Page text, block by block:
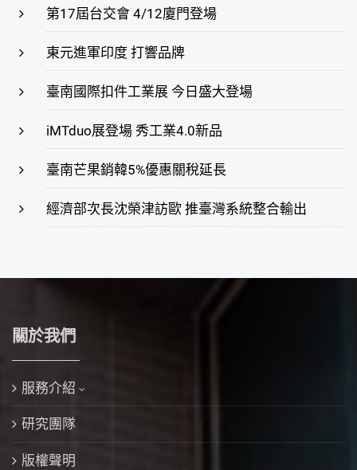
第17屆台交會 4/12廈門登場
東元進軍印度 打響品牌
臺南國際扣件工業展 今日盛大登場
iMTduo展登場 秀工業4.0新品
臺南芒果銷韓5%優惠關稅延長
經濟部次長沈榮津訪歐 推臺灣系統整合輸出
關於我們
服務介紹
研究團隊
版權聲明